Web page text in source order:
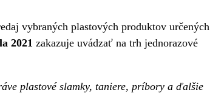
vybraných plastových produktov určených
2021 zakazuje uvádzať na trh jednorazové
plastové slamky, taniere, príbory a ďalšie